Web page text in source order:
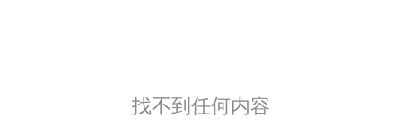
找不到任何内容